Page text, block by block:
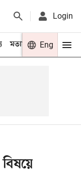
Login
মতামত খেলা
Eng
বিষয়ে